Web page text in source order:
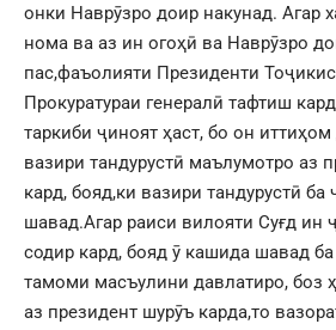
онки Наврӯзро доир накунад. Агар
нома ва аз ин огоҳӣ ва Наврӯзро
пас,фаъолияти Президенти
Прокуратураи генералӣ тафтиш
таркиби ҷиноят ҳаст, бо он
вазири тандурустӣ маълумотро аз
кард, бояд,ки вазири тандурустӣ
шавад.Агар раиси вилояти Суғд ин
содир кард, бояд ӯ кашида шавад
тамоми масъулини давлатиро, боз
аз президент шурӯъ карда,то